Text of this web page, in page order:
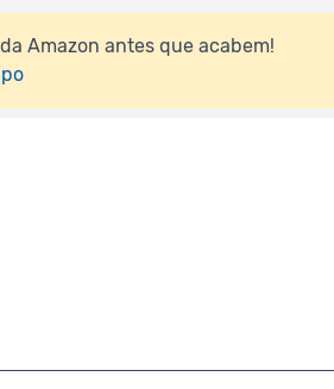
Amazon antes que acabem!